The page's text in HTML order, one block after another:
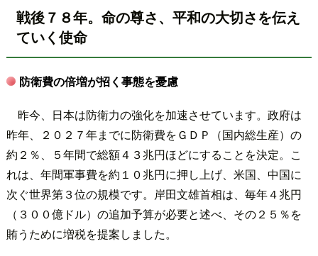
戦後７８年。命の尊さ、平和の大切さを伝え
ていく使命
防衛費の倍増が招く事態を憂慮
昨今、日本は防衛力の強化を加速させています。政府は
昨年、２０２７年までに防衛費をＧＤＰ（国内総生産）の
約２％、５年間で総額４３兆円ほどにすることを決定。こ
れは、年間軍事費を約１０兆円に押し上げ、米国、中国に
次ぐ世界第３位の規模です。岸田文雄首相は、毎年４兆円
（３００億ドル）の追加予算が必要と述べ、その２５％を
賄うために増税を提案しました。